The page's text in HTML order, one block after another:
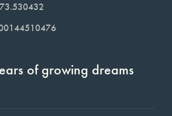
of growing dreams